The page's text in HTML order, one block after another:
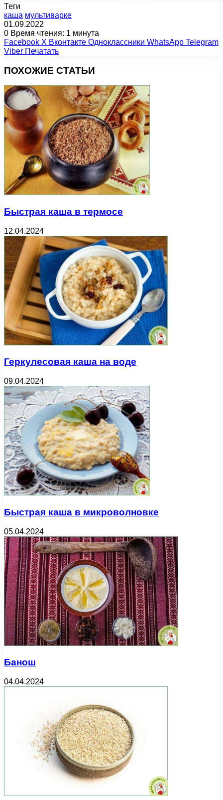
Теги
каша мультиварке
01.09.2022
0 Время чтения: 1 минута
Facebook X Вконтакте Одноклассники WhatsApp Telegram
Viber Печатать
ПОХОЖИЕ СТАТЬИ
Быстрая каша в термосе
12.04.2024
Геркулесовая каша на воде
09.04.2024
Быстрая каша в микроволновке
05.04.2024
Банош
04.04.2024